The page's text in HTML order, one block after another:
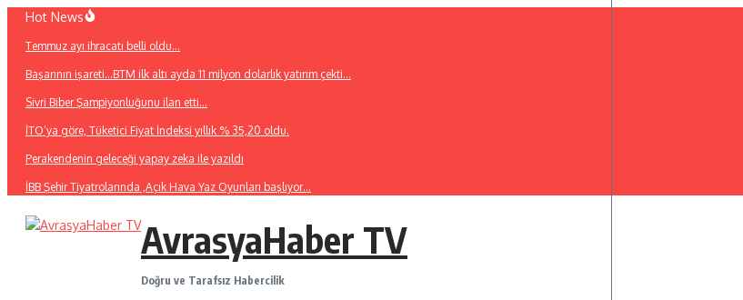
İçeriğe
Hot News
Temmuz ayı ihracatı belli oldu…
Başarının işareti…BTM ilk altı ayda 11 milyon dolarlık yatırım çekti…
Sivri Biber Şampiyonluğunu ilan etti…
İTO’ya göre, Tüketici Fiyat İndeksi yıllık % 35,20 oldu.
Perakendenin geleceği yapay zeka ile yazıldı
İBB Şehir Tiyatrolarında ,Açık Hava Yaz Oyunları başlıyor…
AvrasyaHaber TV
Doğru ve Tarafsız Habercilik